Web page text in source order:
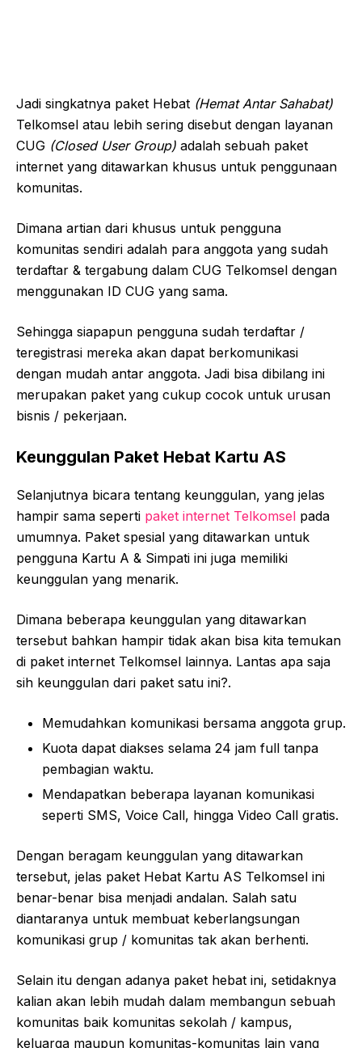
Jadi singkatnya paket Hebat (Hemat Antar Sahabat)
Telkomsel atau lebih sering disebut dengan layanan
CUG (Closed User Group) adalah sebuah paket
internet yang ditawarkan khusus untuk penggunaan
komunitas.
Dimana artian dari khusus untuk pengguna
komunitas sendiri adalah para anggota yang sudah
terdaftar & tergabung dalam CUG Telkomsel dengan
menggunakan ID CUG yang sama.
Sehingga siapapun pengguna sudah terdaftar /
teregistrasi mereka akan dapat berkomunikasi
dengan mudah antar anggota. Jadi bisa dibilang ini
merupakan paket yang cukup cocok untuk urusan
bisnis / pekerjaan.
Keunggulan Paket Hebat Kartu AS
Selanjutnya bicara tentang keunggulan, yang jelas
hampir sama seperti paket internet Telkomsel pada
umumnya. Paket spesial yang ditawarkan untuk
pengguna Kartu A & Simpati ini juga memiliki
keunggulan yang menarik.
Dimana beberapa keunggulan yang ditawarkan
tersebut bahkan hampir tidak akan bisa kita temukan
di paket internet Telkomsel lainnya. Lantas apa saja
sih keunggulan dari paket satu ini?.
Memudahkan komunikasi bersama anggota grup.
Kuota dapat diakses selama 24 jam full tanpa
pembagian waktu.
Mendapatkan beberapa layanan komunikasi
seperti SMS, Voice Call, hingga Video Call gratis.
Dengan beragam keunggulan yang ditawarkan
tersebut, jelas paket Hebat Kartu AS Telkomsel ini
benar-benar bisa menjadi andalan. Salah satu
diantaranya untuk membuat keberlangsungan
komunikasi grup / komunitas tak akan berhenti.
Selain itu dengan adanya paket hebat ini, setidaknya
kalian akan lebih mudah dalam membangun sebuah
komunitas baik komunitas sekolah / kampus,
keluarga maupun komunitas-komunitas lain yang